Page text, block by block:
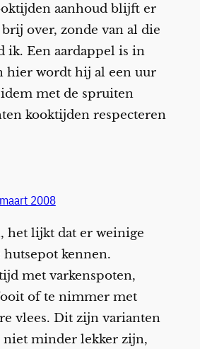
aanhoud blijft er
over, zonde van al die
ik. Een aardappel is in
hier wordt hij al een uur
met de spruiten
kooktijden respecteren
2008
het lijkt dat er weinige
hutsepot kennen.
met varkenspoten,
of te nimmer met
vlees. Dit zijn varianten
niet minder lekker zijn,